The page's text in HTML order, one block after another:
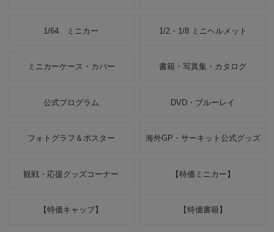
1/64 ミニカー 1/2・1/8 ミニヘルメット
ミニカーケース・カバー 書籍・写真集・カタログ
公式プログラム DVD・ブルーレイ
フォトグラフ＆ポスター 海外GP・サーキット公式グッズ
観戦・応援グッズコーナー 【特価ミニカー】
【特価キャップ】 【特価書籍】